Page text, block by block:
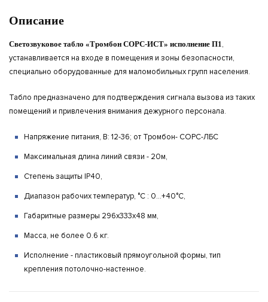
Описание
Светозвуковое табло «Тромбон СОРС-ИСТ» исполнение П1,
устанавливается на входе в помещения и зоны безопасности,
специально оборудованные для маломобильных групп населения.
Табло предназначено для подтверждения сигнала вызова из таких
помещений и привлечения внимания дежурного персонала.
Напряжение питания, В: 12-36; от Тромбон- СОРС-ЛБС
Максимальная длина линий связи - 20м,
Степень защиты IP40,
Диапазон рабочих температур, °С : 0...+40°C,
Габаритные размеры 296х333х48 мм,
Масса, не более 0.6 кг.
Исполнение - пластиковый прямоугольной формы, тип
крепления потолочно-настенное.